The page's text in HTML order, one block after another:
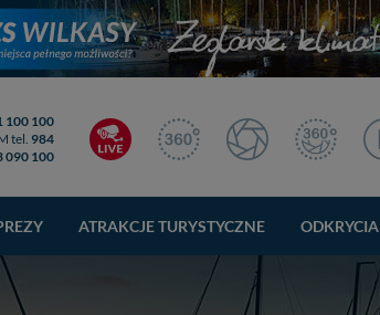
100 100
tel. 984
090 100
ATRAKCJE TURYSTYCZNE ODKRYCIA